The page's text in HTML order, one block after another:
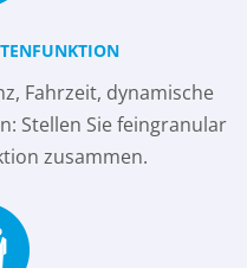
Fahrzeit, dynamische
Stellen Sie feingranular
zusammen.